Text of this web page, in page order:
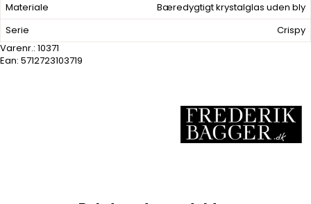
Materiale
Bæredygtigt krystalglas uden bly
Serie
Crispy
Varenr.: 10371
Ean: 5712723103719